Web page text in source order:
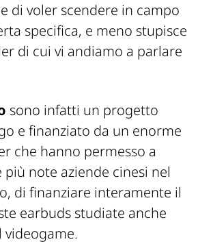
di voler scendere in campo
specifica, e meno stupisce
di cui vi andiamo a parlare
sono infatti un progetto
e finanziato da un enorme
che hanno permesso a
più note aziende cinesi nel
di finanziare interamente il
earbuds studiate anche